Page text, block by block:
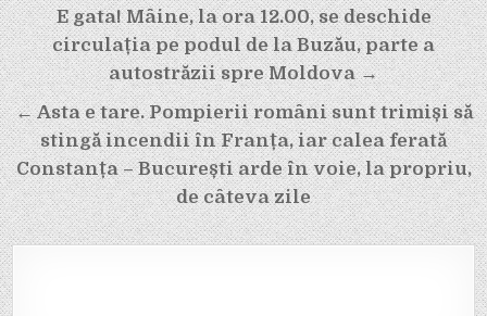
Navigare
în
articole
E gata! Mâine, la ora 12.00, se deschide
circulația pe podul de la Buzău, parte a
autostrăzii spre Moldova →
← Asta e tare. Pompierii români sunt trimiși să
stingă incendii în Franța, iar calea ferată
Constanța – București arde în voie, la propriu,
de câteva zile